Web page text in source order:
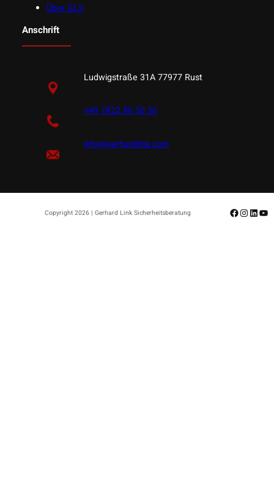
Über GLS
Anschrift
Ludwigstraße 31A 77977 Rust
+49 7822 86 50 56
info@gerhardlink.com
Copyright 2026 | Gerhard Link Sicherheitsberatung Facebook